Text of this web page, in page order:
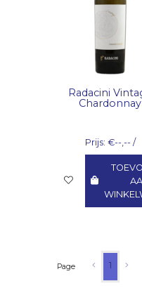
Radacini
Chardonnay
Prijs: €--,-- /
Page 1